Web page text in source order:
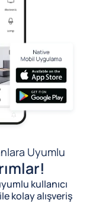
Uyumlu
kullanıcı
kolay alışveriş